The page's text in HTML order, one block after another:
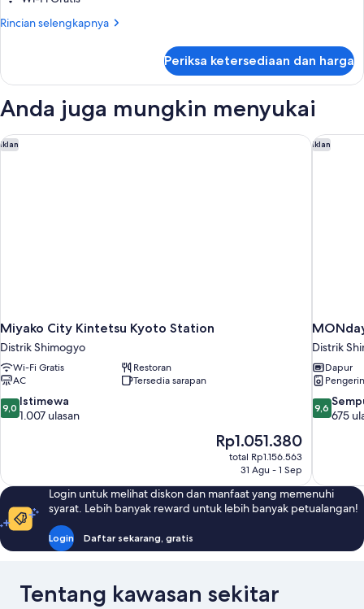
140cm
Double
Bed
150cm
Rincian selengkapnya
Rincian
ABENO
Room
Bed
Width
Periksa ketersediaan dan harga
Anda juga mungkin menyukai
Iklan
Miyako City Kintetsu Kyoto Station
Distrik Shimogyo
Wi-Fi Gratis
Restoran
AC
Tersedia sarapan
9.0
dari
ulasan
9,0 Istimewa
1.007 ulasan
Harga
sekarang
Rp1.051.380
Rp1.051.380
total Rp1.156.563
31 Agu - 1 Sep
Miyako City Kintetsu Kyoto Station Iklan
Distrik
Dapur
9.6
dari
ulasan
9,6
675
Login untuk melihat diskon dan manfaat yang memenuhi
syarat. Lebih banyak reward untuk lebih banyak petualangan!
Login Daftar sekarang, gratis
Tentang kawasan sekitar